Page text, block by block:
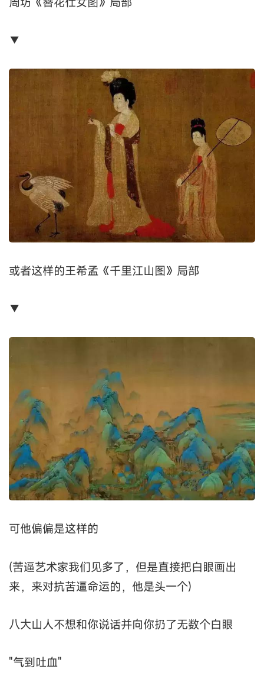
▼
或者这样的王希孟《千里江山图》局部
▼
可他偏偏是这样的
(苦逼艺术家我们见多了，但是直接把白眼画出
来，来对抗苦逼命运的，他是头一个)
八大山人不想和你说话并向你扔了无数个白眼
"气到吐血"